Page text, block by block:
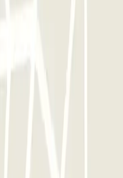
Boccea di Carlo